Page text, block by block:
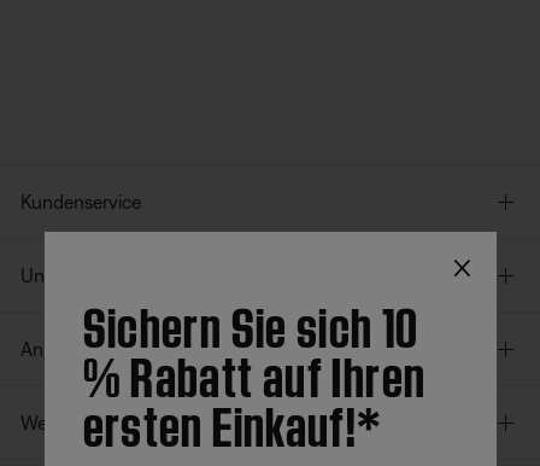
Kundenservice
Unser Unternehmen
Angebote
Weitere Links
×
Sichern Sie sich 10
% Rabatt auf Ihren
ersten Einkauf!*